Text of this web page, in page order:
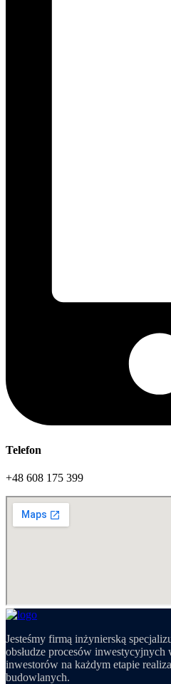
Telefon
+48 608 175 399
Jesteśmy firmą inżynierską
obsłudze procesów
inwestorów na każdym etapie
budowlanych.